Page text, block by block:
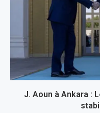
J. Aoun à Ankara :